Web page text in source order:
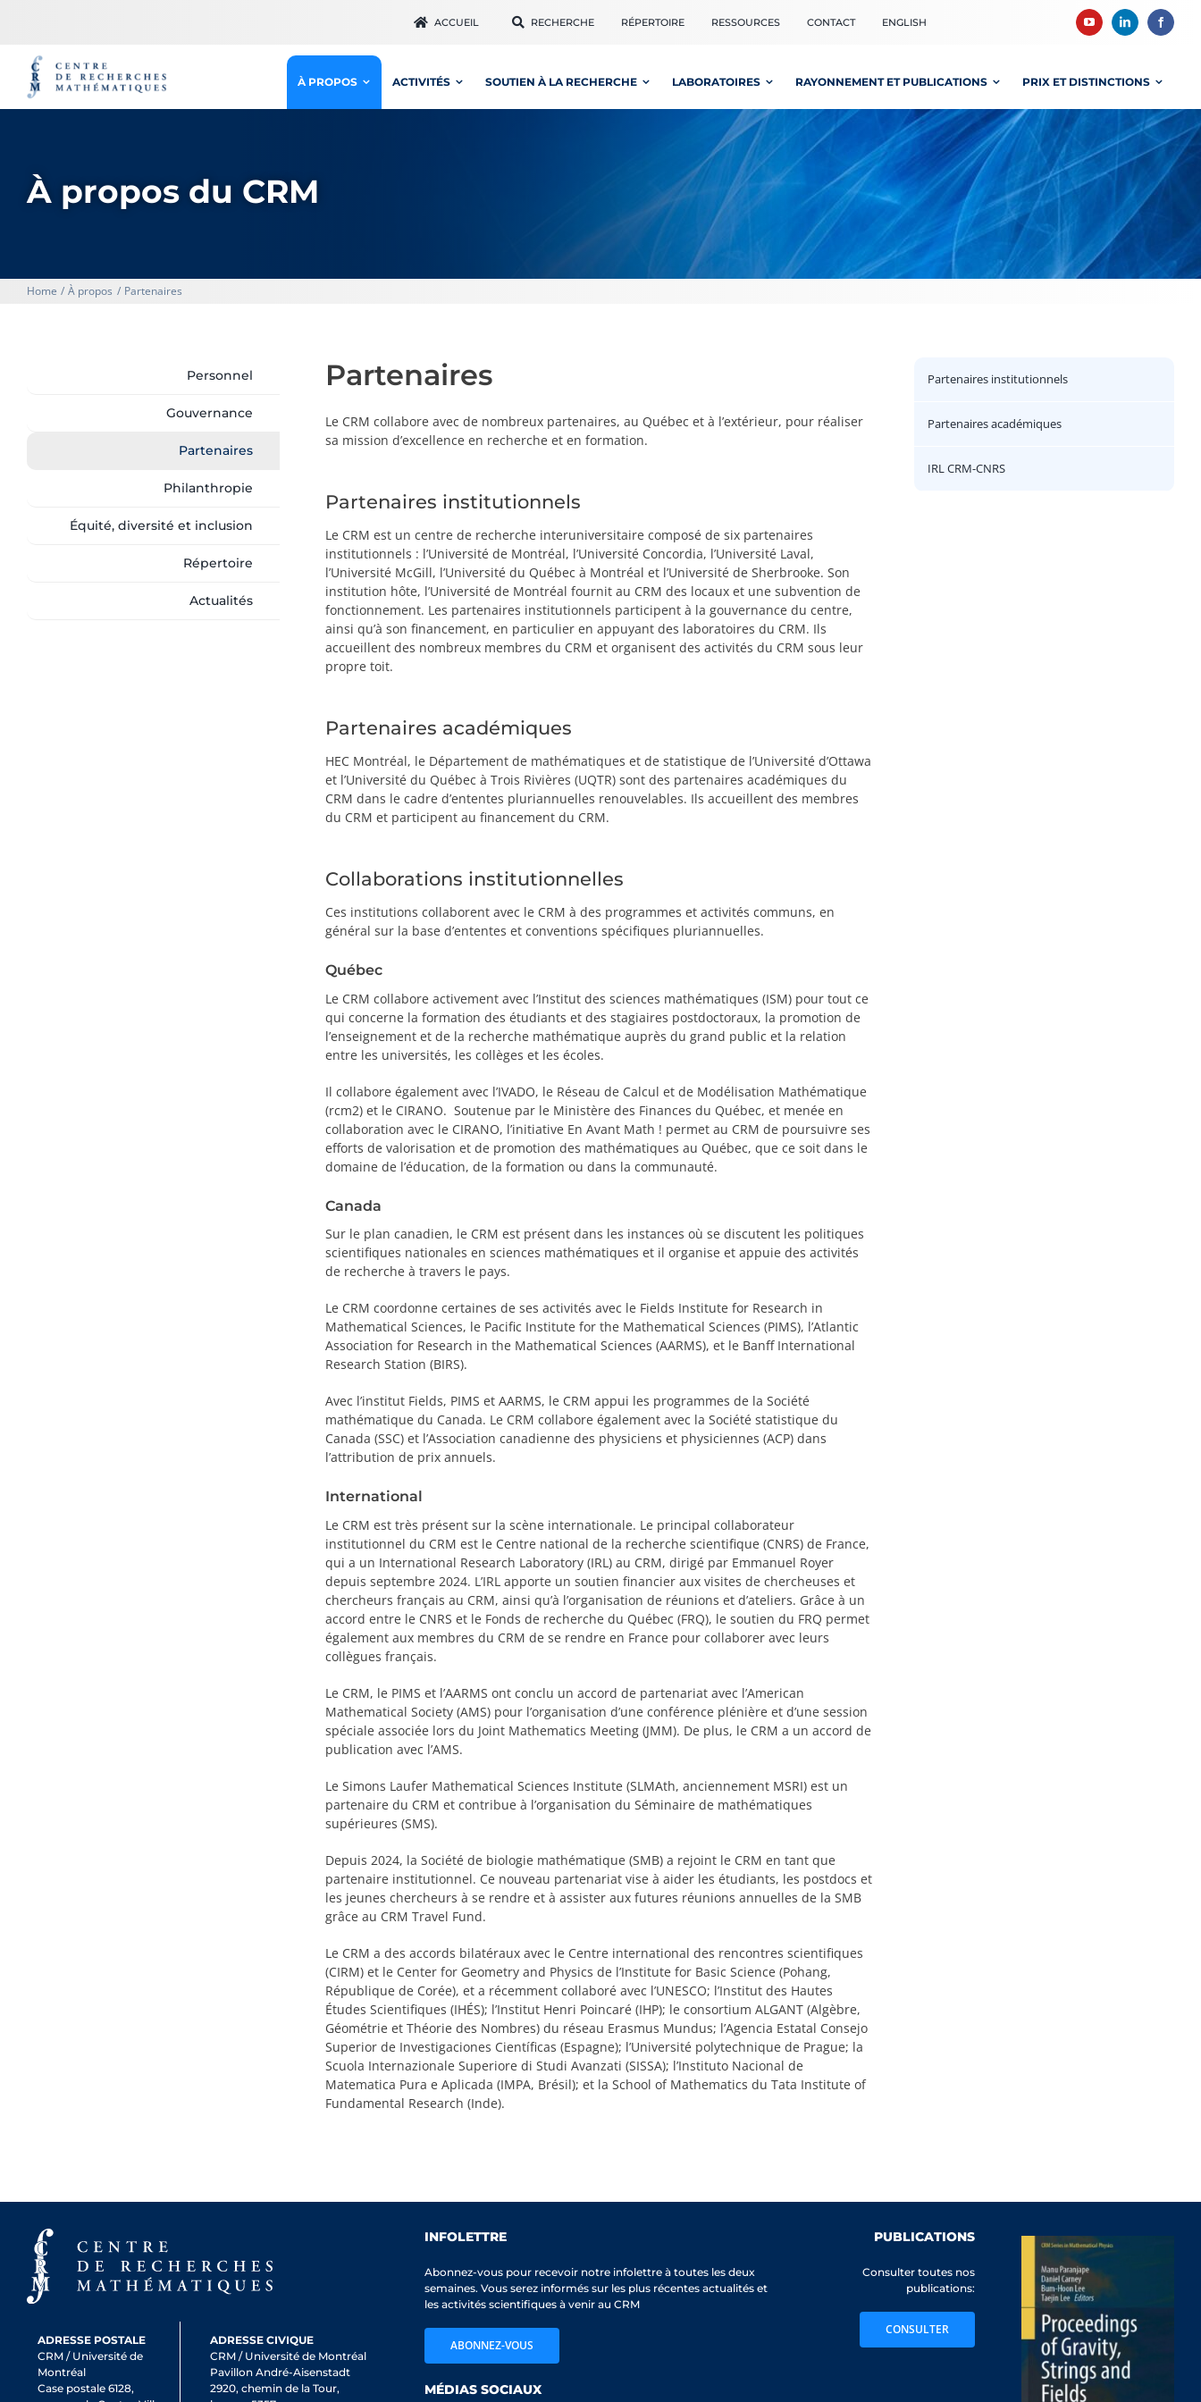
ACCUEIL RECHERCHE RÉPERTOIRE RESSOURCES CONTACT ENGLISH
À PROPOS ACTIVITÉS SOUTIEN À LA RECHERCHE LABORATOIRES RAYONNEMENT ET PUBLICATIONS PRIX ET DISTINCTIONS
À propos du CRM
Home À propos Partenaires
Personnel
Gouvernance
Partenaires
Philanthropie
Équité, diversité et inclusion
Répertoire
Actualités
Partenaires
Le CRM collabore avec de nombreux partenaires, au Québec et à l’extérieur, pour réaliser
sa mission d’excellence en recherche et en formation.
Partenaires institutionnels
Le CRM est un centre de recherche interuniversitaire composé de six partenaires
institutionnels : l’Université de Montréal, l’Université Concordia, l’Université Laval,
l’Université McGill, l’Université du Québec à Montréal et l’Université de Sherbrooke. Son
institution hôte, l’Université de Montréal fournit au CRM des locaux et une subvention de
fonctionnement. Les partenaires institutionnels participent à la gouvernance du centre,
ainsi qu’à son financement, en particulier en appuyant des laboratoires du CRM. Ils
accueillent des nombreux membres du CRM et organisent des activités du CRM sous leur
propre toit.
Partenaires académiques
HEC Montréal, le Département de mathématiques et de statistique de l’Université d’Ottawa
et l’Université du Québec à Trois Rivières (UQTR) sont des partenaires académiques du
CRM dans le cadre d’ententes pluriannuelles renouvelables. Ils accueillent des membres
du CRM et participent au financement du CRM.
Collaborations institutionnelles
Ces institutions collaborent avec le CRM à des programmes et activités communs, en
général sur la base d’ententes et conventions spécifiques pluriannuelles.
Québec
Le CRM collabore activement avec l’Institut des sciences mathématiques (ISM) pour tout ce
qui concerne la formation des étudiants et des stagiaires postdoctoraux, la promotion de
l’enseignement et de la recherche mathématique auprès du grand public et la relation
entre les universités, les collèges et les écoles.
Il collabore également avec l’IVADO, le Réseau de Calcul et de Modélisation Mathématique
(rcm2) et le CIRANO. Soutenue par le Ministère des Finances du Québec, et menée en
collaboration avec le CIRANO, l’initiative En Avant Math ! permet au CRM de poursuivre ses
efforts de valorisation et de promotion des mathématiques au Québec, que ce soit dans le
domaine de l’éducation, de la formation ou dans la communauté.
Canada
Sur le plan canadien, le CRM est présent dans les instances où se discutent les politiques
scientifiques nationales en sciences mathématiques et il organise et appuie des activités
de recherche à travers le pays.
Le CRM coordonne certaines de ses activités avec le Fields Institute for Research in
Mathematical Sciences, le Pacific Institute for the Mathematical Sciences (PIMS), l’Atlantic
Association for Research in the Mathematical Sciences (AARMS), et le Banff International
Research Station (BIRS).
Avec l’institut Fields, PIMS et AARMS, le CRM appui les programmes de la Société
mathématique du Canada. Le CRM collabore également avec la Société statistique du
Canada (SSC) et l’Association canadienne des physiciens et physiciennes (ACP) dans
l’attribution de prix annuels.
International
Le CRM est très présent sur la scène internationale. Le principal collaborateur
institutionnel du CRM est le Centre national de la recherche scientifique (CNRS) de France,
qui a un International Research Laboratory (IRL) au CRM, dirigé par Emmanuel Royer
depuis septembre 2024. L’IRL apporte un soutien financier aux visites de chercheuses et
chercheurs français au CRM, ainsi qu’à l’organisation de réunions et d’ateliers. Grâce à un
accord entre le CNRS et le Fonds de recherche du Québec (FRQ), le soutien du FRQ permet
également aux membres du CRM de se rendre en France pour collaborer avec leurs
collègues français.
Le CRM, le PIMS et l’AARMS ont conclu un accord de partenariat avec l’American
Mathematical Society (AMS) pour l’organisation d’une conférence plénière et d’une session
spéciale associée lors du Joint Mathematics Meeting (JMM). De plus, le CRM a un accord de
publication avec l’AMS.
Le Simons Laufer Mathematical Sciences Institute (SLMAth, anciennement MSRI) est un
partenaire du CRM et contribue à l’organisation du Séminaire de mathématiques
supérieures (SMS).
Depuis 2024, la Société de biologie mathématique (SMB) a rejoint le CRM en tant que
partenaire institutionnel. Ce nouveau partenariat vise à aider les étudiants, les postdocs et
les jeunes chercheurs à se rendre et à assister aux futures réunions annuelles de la SMB
grâce au CRM Travel Fund.
Le CRM a des accords bilatéraux avec le Centre international des rencontres scientifiques
(CIRM) et le Center for Geometry and Physics de l’Institute for Basic Science (Pohang,
République de Corée), et a récemment collaboré avec l’UNESCO; l’Institut des Hautes
Études Scientifiques (IHÉS); l’Institut Henri Poincaré (IHP); le consortium ALGANT (Algèbre,
Géométrie et Théorie des Nombres) du réseau Erasmus Mundus; l’Agencia Estatal Consejo
Superior de Investigaciones Científicas (Espagne); l’Université polytechnique de Prague; la
Scuola Internazionale Superiore di Studi Avanzati (SISSA); l’Instituto Nacional de
Matematica Pura e Aplicada (IMPA, Brésil); et la School of Mathematics du Tata Institute of
Fundamental Research (Inde).
Partenaires institutionnels
Partenaires académiques
IRL CRM-CNRS
ADRESSE POSTALE
CRM / Université de
Montréal
Case postale 6128,
ADRESSE CIVIQUE
CRM / Université de Montréal
Pavillon André-Aisenstadt
2920, chemin de la Tour,
INFOLETTRE
Abonnez-vous pour recevoir notre infolettre à toutes les deux
semaines. Vous serez informés sur les plus récentes actualités et
les activités scientifiques à venir au CRM
ABONNEZ-VOUS
MÉDIAS SOCIAUX
PUBLICATIONS
Consulter toutes nos
publications:
CONSULTER